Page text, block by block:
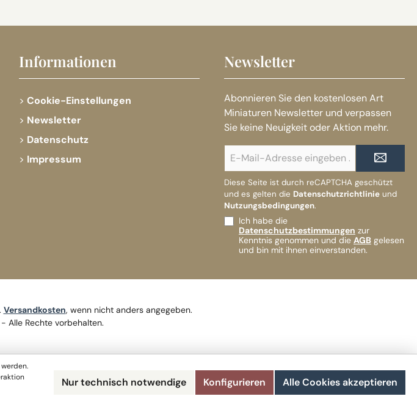
Informationen
Cookie-Einstellungen
Newsletter
Datenschutz
Impressum
Newsletter
Abonnieren Sie den kostenlosen Art
Miniaturen Newsletter und verpassen
Sie keine Neuigkeit oder Aktion mehr.
Mail-
Adresse*
Diese Seite ist durch reCAPTCHA geschützt
und es gelten die Datenschutzrichtlinie und
Nutzungsbedingungen.
Ich habe die
Datenschutzbestimmungen zur
Kenntnis genommen und die AGB gelesen
und bin mit ihnen einverstanden.
Versandkosten, wenn nicht anders angegeben.
Alle Rechte vorbehalten.
Nur technisch notwendige Konfigurieren Alle Cookies akzeptieren